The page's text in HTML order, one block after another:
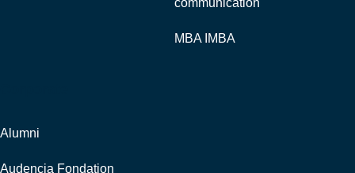
communication
MBA IMBA
Alumni
Audencia Fondation